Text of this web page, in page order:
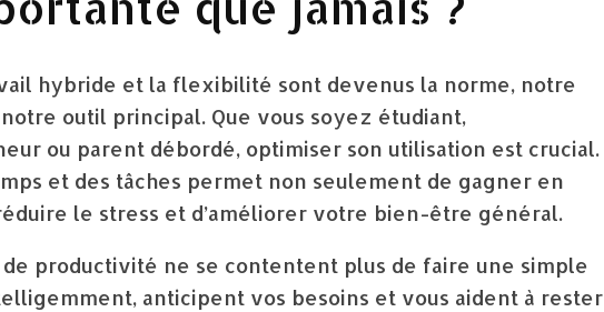
hybride et la flexibilité sont devenus la norme, notre
outil principal. Que vous soyez étudiant,
ou parent débordé, optimiser son utilisation est crucial.
et des tâches permet non seulement de gagner en
le stress et d’améliorer votre bien-être général.
de productivité ne se contentent plus de faire une simple
anticipent vos besoins et vous aident à rester